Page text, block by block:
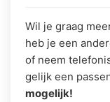
Wil je graag
heb je een
of neem
gelijk een
mogelijk!